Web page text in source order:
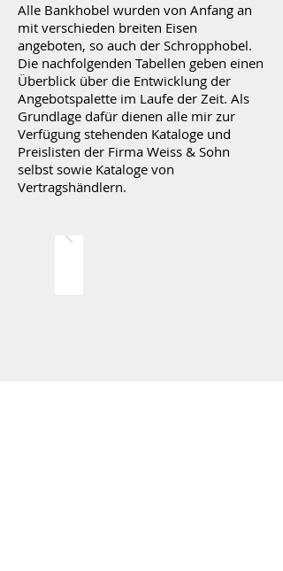
Alle Bankhobel wurden von Anfang an
mit verschieden breiten Eisen
angeboten, so auch der Schropphobel.
Die nachfolgenden Tabellen geben einen
Überblick über die Entwicklung der
Angebotspalette im Laufe der Zeit. Als
Grundlage dafür dienen alle mir zur
Verfügung stehenden Kataloge und
Preislisten der Firma Weiss & Sohn
selbst sowie Kataloge von
Vertragshändlern.